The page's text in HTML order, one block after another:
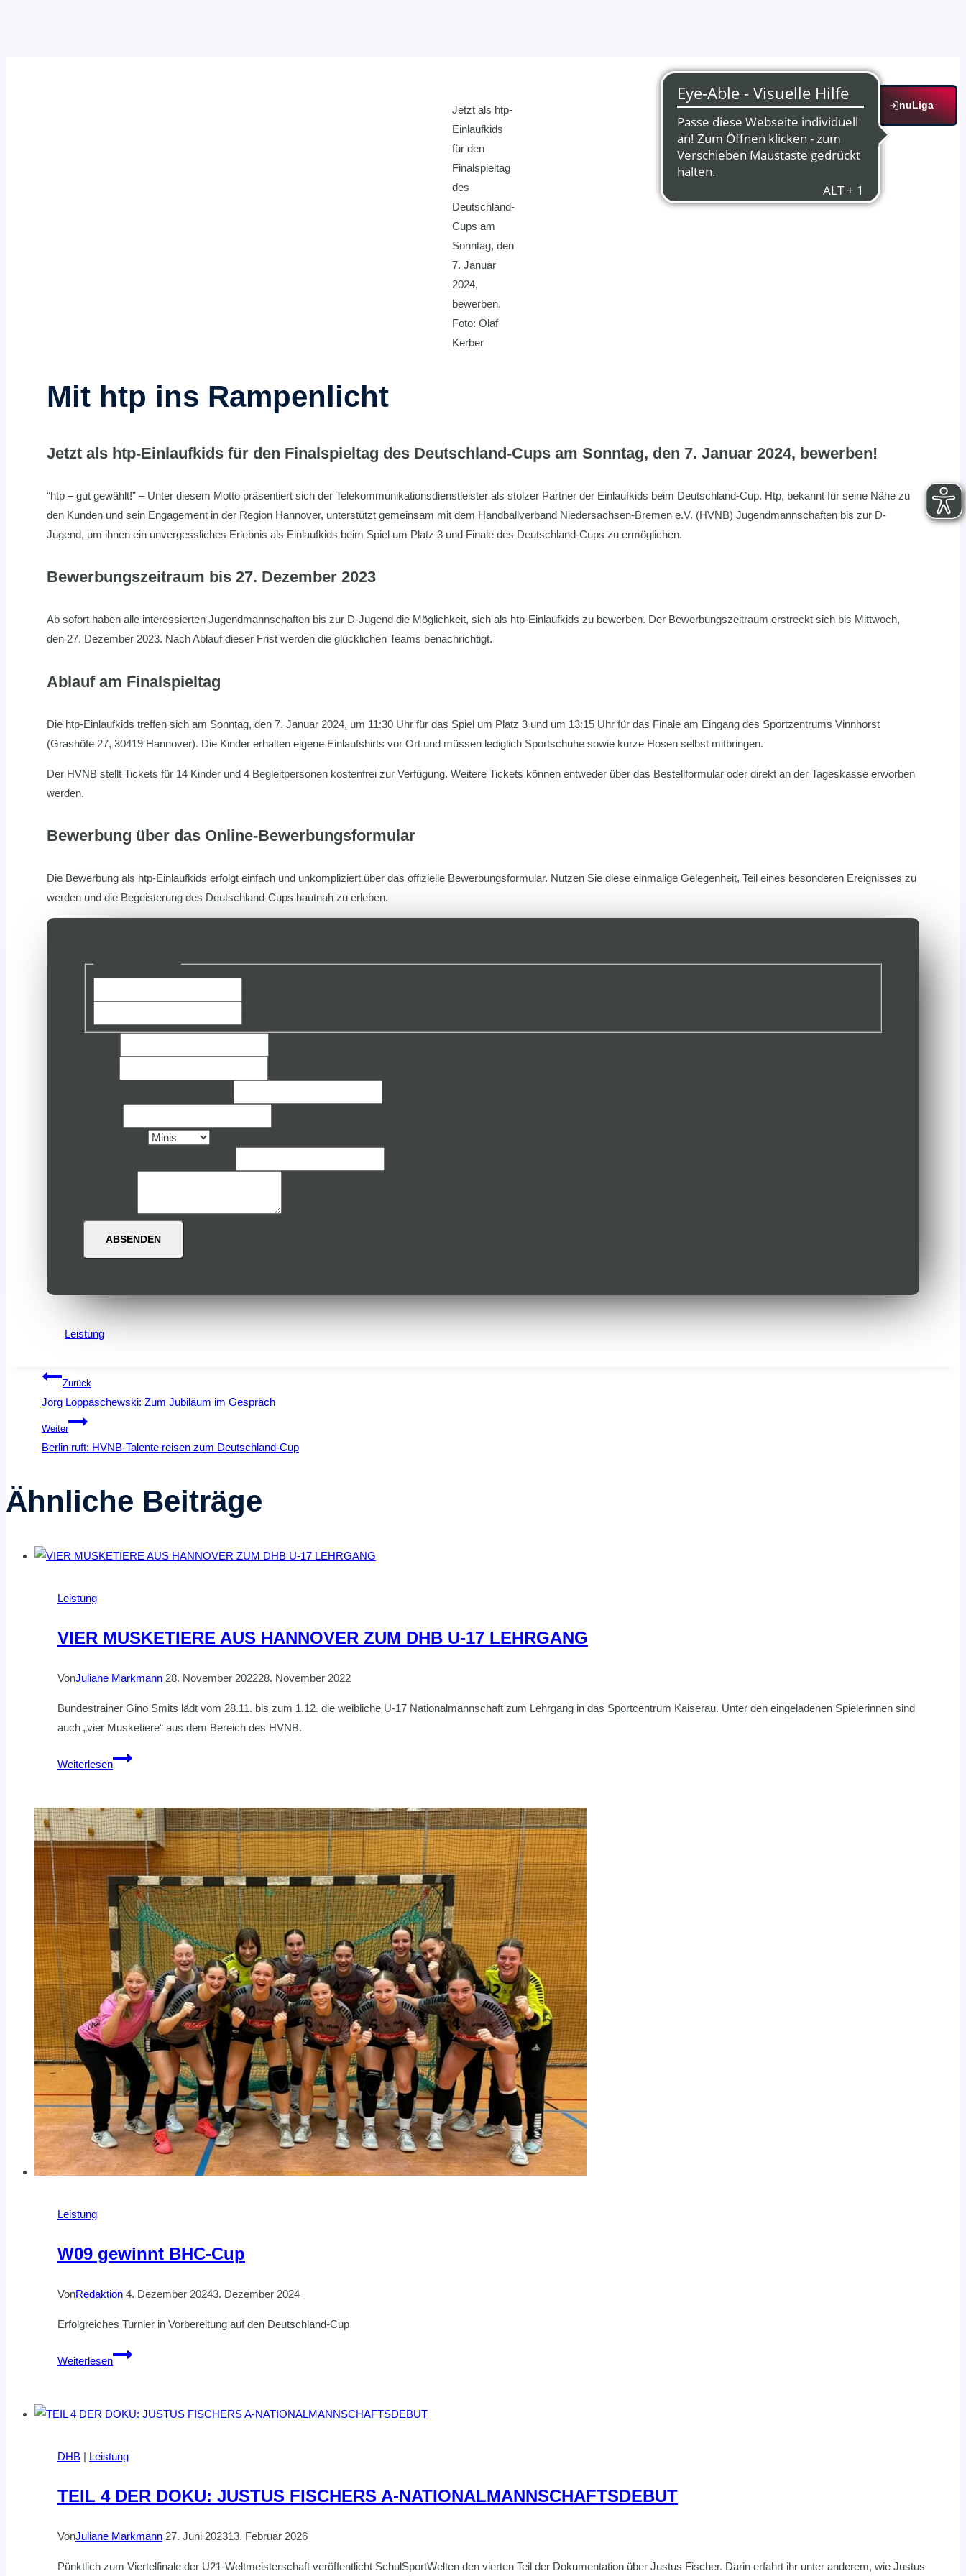
nuLiga
Jetzt als htp-
Einlaufkids
für den
Finalspieltag
des
Deutschland-
Cups am
Sonntag, den
7. Januar
2024,
bewerben.
Foto: Olaf
Kerber
Mit htp ins Rampenlicht
Jetzt als htp-Einlaufkids für den Finalspieltag des Deutschland-Cups am Sonntag, den 7. Januar 2024, bewerben!
“htp – gut gewählt!” – Unter diesem Motto präsentiert sich der Telekommunikationsdienstleister als stolzer Partner der Einlaufkids beim Deutschland-Cup. Htp, bekannt für seine Nähe zu
den Kunden und sein Engagement in der Region Hannover, unterstützt gemeinsam mit dem Handballverband Niedersachsen-Bremen e.V. (HVNB) Jugendmannschaften bis zur D-
Jugend, um ihnen ein unvergessliches Erlebnis als Einlaufkids beim Spiel um Platz 3 und Finale des Deutschland-Cups zu ermöglichen.
Bewerbungszeitraum bis 27. Dezember 2023
Ab sofort haben alle interessierten Jugendmannschaften bis zur D-Jugend die Möglichkeit, sich als htp-Einlaufkids zu bewerben. Der Bewerbungszeitraum erstreckt sich bis Mittwoch,
den 27. Dezember 2023. Nach Ablauf dieser Frist werden die glücklichen Teams benachrichtigt.
Ablauf am Finalspieltag
Die htp-Einlaufkids treffen sich am Sonntag, den 7. Januar 2024, um 11:30 Uhr für das Spiel um Platz 3 und um 13:15 Uhr für das Finale am Eingang des Sportzentrums Vinnhorst
(Grashöfe 27, 30419 Hannover). Die Kinder erhalten eigene Einlaufshirts vor Ort und müssen lediglich Sportschuhe sowie kurze Hosen selbst mitbringen.
Der HVNB stellt Tickets für 14 Kinder und 4 Begleitpersonen kostenfrei zur Verfügung. Weitere Tickets können entweder über das Bestellformular oder direkt an der Tageskasse erworben
werden.
Bewerbung über das Online-Bewerbungsformular
Die Bewerbung als htp-Einlaufkids erfolgt einfach und unkompliziert über das offizielle Bewerbungsformular. Nutzen Sie diese einmalige Gelegenheit, Teil eines besonderen Ereignisses zu
werden und die Begeisterung des Deutschland-Cups hautnah zu erleben.
ABSENDEN
Leistung
Beitragsnavigation
Zurück
Jörg Loppaschewski: Zum Jubiläum im Gespräch
Weiter
Berlin ruft: HVNB-Talente reisen zum Deutschland-Cup
Ähnliche Beiträge
Leistung
VIER MUSKETIERE AUS HANNOVER ZUM DHB U-17 LEHRGANG
VonJuliane Markmann 28. November 202228. November 2022
Bundestrainer Gino Smits lädt vom 28.11. bis zum 1.12. die weibliche U-17 Nationalmannschaft zum Lehrgang in das Sportcentrum Kaiserau. Unter den eingeladenen Spielerinnen sind
auch „vier Musketiere“ aus dem Bereich des HVNB.
Weiterlesen
VIER
HANNOVER
ZUM
DHB
U-
17
LEHRGANG
Leistung
W09 gewinnt BHC-Cup
VonRedaktion 4. Dezember 20243. Dezember 2024
Erfolgreiches Turnier in Vorbereitung auf den Deutschland-Cup
Weiterlesen
W09
Cup
DHB | Leistung
TEIL 4 DER DOKU: JUSTUS FISCHERS A-NATIONAL­MANNSCHAFTS­DEBUT
VonJuliane Markmann 27. Juni 202313. Februar 2026
Pünktlich zum Viertelfinale der U21-Weltmeisterschaft veröffentlicht SchulSportWelten den vierten Teil der Dokumentation über Justus Fischer. Darin erfahrt ihr unter anderem, wie Justus